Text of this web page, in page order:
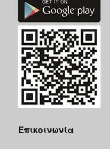
Επικοινωνία